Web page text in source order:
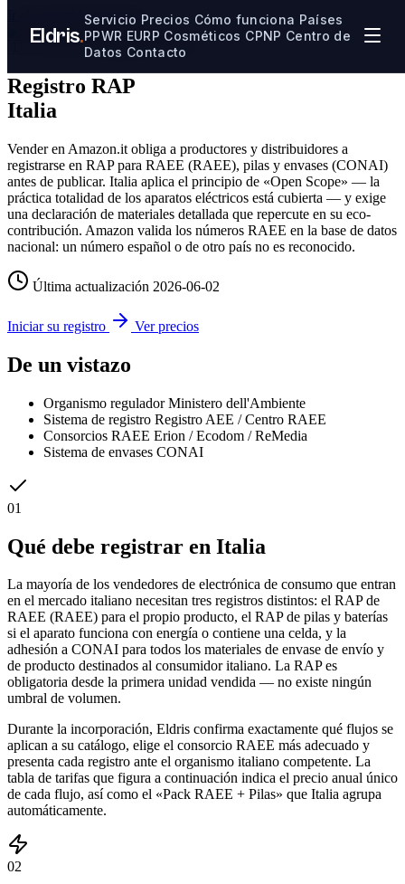
Ir al contenido principal
Eldris.
Servicio Precios Cómo funciona Países
PPWR EURP Cosméticos CPNP Centro de
Datos Contacto
🇮🇹Guía de cumplimiento Italia
Registro RAP
Italia
Vender en Amazon.it obliga a productores y distribuidores a
registrarse en RAP para RAEE (RAEE), pilas y envases (CONAI)
antes de publicar. Italia aplica el principio de «Open Scope» — la
práctica totalidad de los aparatos eléctricos está cubierta — y exige
una declaración de materiales detallada que repercute en su eco-
contribución. Amazon valida los números RAEE en la base de datos
nacional: un número español o de otro país no es reconocido.
Última actualización 2026-06-02
Iniciar su registro Ver precios
De un vistazo
Organismo regulador Ministero dell'Ambiente
Sistema de registro Registro AEE / Centro RAEE
Consorcios RAEE Erion / Ecodom / ReMedia
Sistema de envases CONAI
01
Qué debe registrar en Italia
La mayoría de los vendedores de electrónica de consumo que entran
en el mercado italiano necesitan tres registros distintos: el RAP de
RAEE (RAEE) para el propio producto, el RAP de pilas y baterías
si el aparato funciona con energía o contiene una celda, y la
adhesión a CONAI para todos los materiales de envase de envío y
de producto destinados al consumidor italiano. La RAP es
obligatoria desde la primera unidad vendida — no existe ningún
umbral de volumen.
Durante la incorporación, Eldris confirma exactamente qué flujos se
aplican a su catálogo, elige el consorcio RAEE más adecuado y
presenta cada registro ante el organismo italiano competente. La
tabla de tarifas que figura a continuación indica el precio anual único
de cada flujo, así como el «Pack RAEE + Pilas» que Italia agrupa
automáticamente.
02